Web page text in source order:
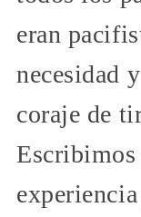
eran
necesidad
coraje de
Escribimos